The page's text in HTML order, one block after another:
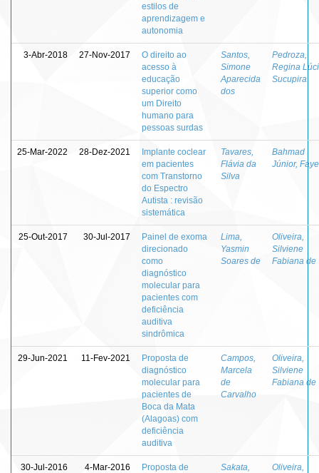
estilos de
aprendizagem e
autonomia
3-Abr-2018 27-Nov-2017
O direito ao
acesso à
educação
superior como
um Direito
humano para
pessoas surdas
Santos,
Simone
Aparecida
dos
Pedroza,
Regina
Sucupira
25-Mar-2022 28-Dez-2021
Implante coclear
em pacientes
com Transtorno
do Espectro
Autista : revisão
sistemática
Tavares,
Flávia da
Silva
Bahmad
Júnior,
25-Out-2017 30-Jul-2017
Painel de exoma
direcionado
como
diagnóstico
molecular para
pacientes com
deficiência
auditiva
sindrômica
Lima,
Yasmin
Soares de
Oliveira,
Silviene
Fabiana de
29-Jun-2021 11-Fev-2021
Proposta de
diagnóstico
molecular para
pacientes de
Boca da Mata
(Alagoas) com
deficiência
auditiva
Campos,
Marcela
de
Carvalho
Oliveira,
Silviene
Fabiana de
30-Jul-2016 4-Mar-2016
Proposta de
Sakata,
Oliveira,